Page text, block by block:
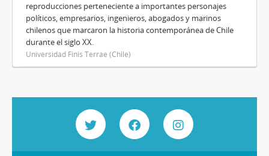
reproducciones perteneciente a importantes personajes
políticos, empresarios, ingenieros, abogados y marinos
chilenos que marcaron la historia contemporánea de Chile
durante el siglo XX.
Universidad Finis Terrae (Chile)